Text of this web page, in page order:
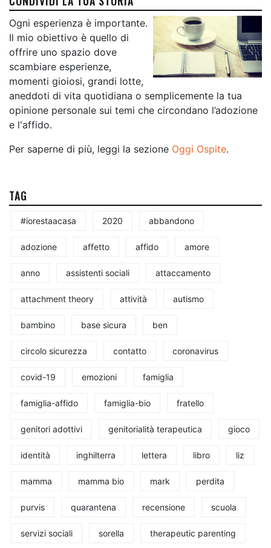
Ogni esperienza è importante.
Il mio obiettivo è quello di
offrire uno spazio dove
scambiare esperienze,
momenti gioiosi, grandi lotte,
aneddoti di vita quotidiana o semplicemente la tua
opinione personale sui temi che circondano l’adozione
e l'affido.
Per saperne di più, leggi la sezione Oggi Ospite.
TAG
#iorestaacasa 2020 abbandono
adozione affetto affido amore
anno assistenti sociali attaccamento
attachment theory attività autismo
bambino base sicura ben
circolo sicurezza contatto coronavirus
covid-19 emozioni famiglia
famiglia-affido famiglia-bio fratello
genitori adottivi genitorialità terapeutica gioco
identità inghilterra lettera libro liz
mamma mamma bio mark perdita
purvis quarantena recensione scuola
servizi sociali sorella therapeutic parenting